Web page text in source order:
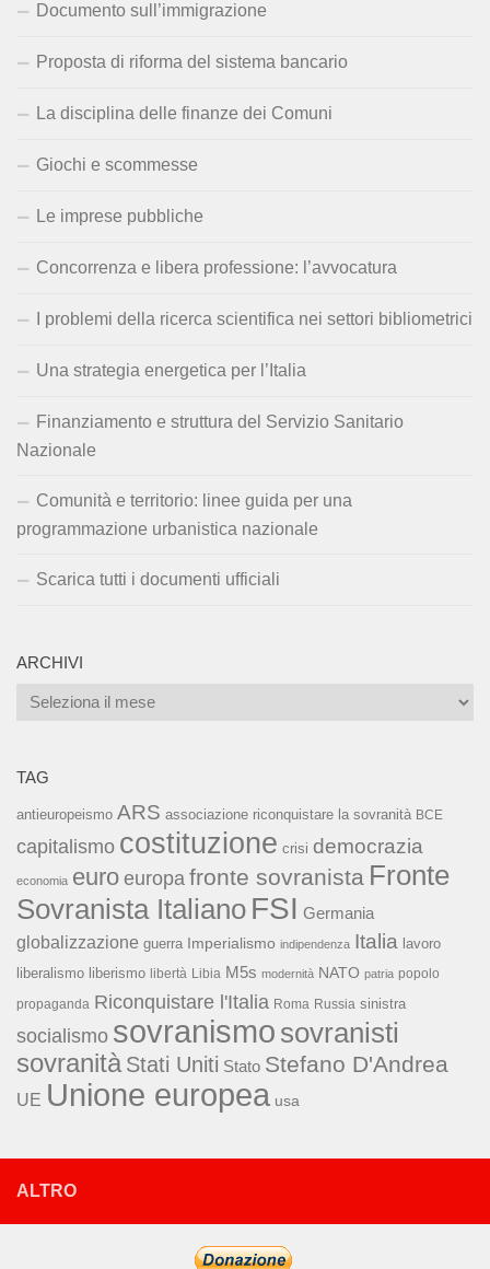
Documento sull’immigrazione
Proposta di riforma del sistema bancario
La disciplina delle finanze dei Comuni
Giochi e scommesse
Le imprese pubbliche
Concorrenza e libera professione: l’avvocatura
I problemi della ricerca scientifica nei settori bibliometrici
Una strategia energetica per l’Italia
Finanziamento e struttura del Servizio Sanitario
Nazionale
Comunità e territorio: linee guida per una
programmazione urbanistica nazionale
Scarica tutti i documenti ufficiali
ARCHIVI
Archivi
TAG
antieuropeismo ARS associazione riconquistare la sovranità BCE
capitalismo costituzione crisi democrazia
economia euro europa fronte sovranista Fronte
Sovranista Italiano FSI Germania
globalizzazione guerra Imperialismo indipendenza Italia lavoro
liberalismo liberismo libertà Libia M5s modernità NATO patria popolo
propaganda Riconquistare l'Italia Roma Russia sinistra
socialismo sovranismo sovranisti
sovranità Stati Uniti Stato Stefano D'Andrea
UE Unione europea usa
ALTRO